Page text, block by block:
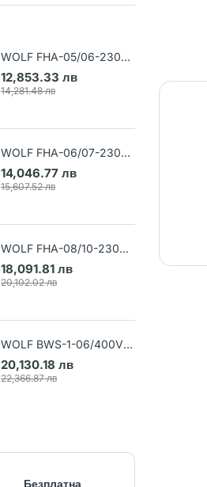
WOLF FHA-05/06-230V
Термопомпа въздух-вода
(Арт. 9148031)
12,853.33 лв
14,281.48 лв
WOLF FHA-06/07-230V
Термопомпа въздух-вода
(Арт. 9148032)
14,046.77 лв
15,607.52 лв
WOLF FHA-08/10-230V
Термопомпа въздух-вода
(Арт. 9148033)
18,091.81 лв
20,102.02 лв
WOLF BWS-1-06/400V
Термопомпа земя-вода
(Арт. 9145384)
20,130.18 лв
22,366.87 лв
Безплатна